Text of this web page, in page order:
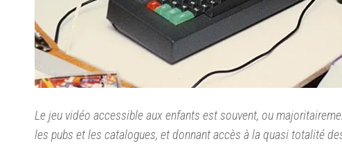
Le jeu vidéo accessible aux enfants est souvent, ou
les pubs et les catalogues, et donnant accès à la quasi totalité